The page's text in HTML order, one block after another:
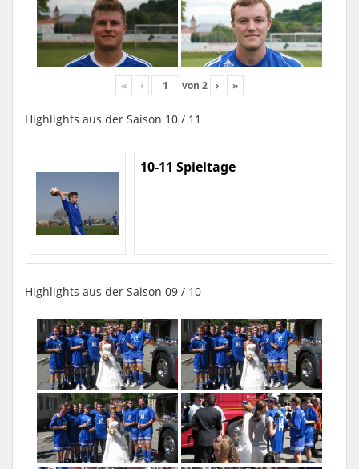
« ‹ von 2 › »
Highlights aus der Saison 10 / 11
10-11 Spieltage
Highlights aus der Saison 09 / 10